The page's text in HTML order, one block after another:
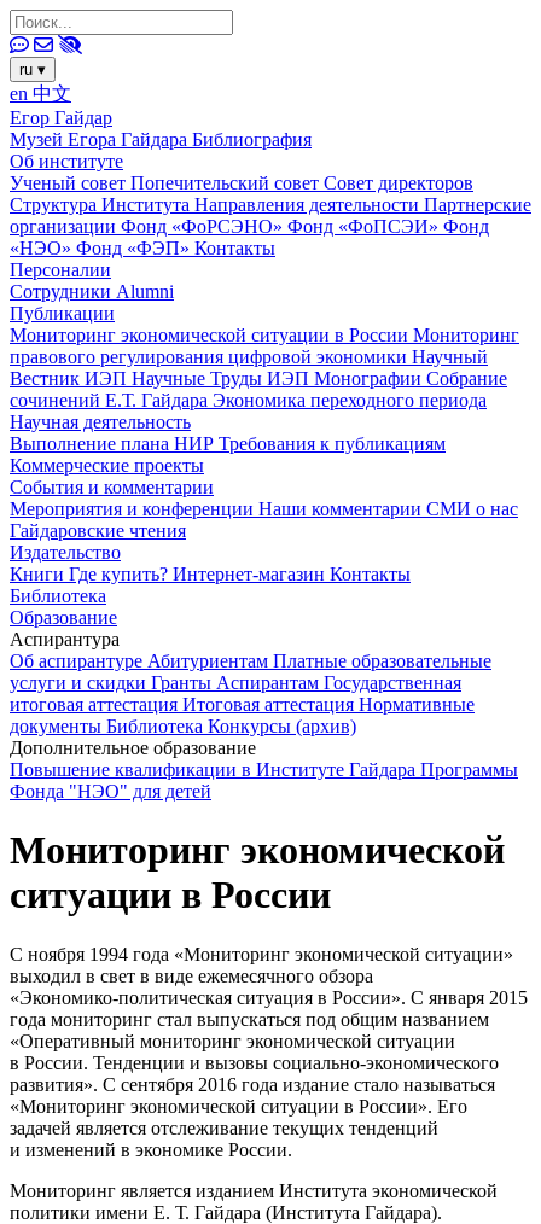
ru ▾
en 中文
Егор Гайдар
Музей Егора Гайдара Библиография
Об институте
Ученый совет Попечительский совет Совет директоров
Структура Института Направления деятельности Партнерские
организации Фонд «ФоРСЭНО» Фонд «ФоПСЭИ» Фонд
«НЭО» Фонд «ФЭП» Контакты
Персоналии
Сотрудники Alumni
Публикации
Мониторинг экономической ситуации в России Мониторинг
правового регулирования цифровой экономики Научный
Вестник ИЭП Научные Труды ИЭП Монографии Собрание
сочинений Е.Т. Гайдара Экономика переходного периода
Научная деятельность
Выполнение плана НИР Требования к публикациям
Коммерческие проекты
События и комментарии
Мероприятия и конференции Наши комментарии СМИ о нас
Гайдаровские чтения
Издательство
Книги Где купить? Интернет-магазин Контакты
Библиотека
Образование
Аспирантура
Об аспирантуре Абитуриентам Платные образовательные
услуги и скидки Гранты Аспирантам Государственная
итоговая аттестация Итоговая аттестация Нормативные
документы Библиотека Конкурсы (архив)
Дополнительное образование
Повышение квалификации в Институте Гайдара Программы
Фонда "НЭО" для детей
Мониторинг экономической
ситуации в России
С ноября 1994 года «Мониторинг экономической ситуации»
выходил в свет в виде ежемесячного обзора
«Экономико-политическая ситуация в России». C января 2015
года мониторинг стал выпускаться под общим названием
«Оперативный мониторинг экономической ситуации
в России. Тенденции и вызовы социально-экономического
развития». С сентября 2016 года издание стало называться
«Мониторинг экономической ситуации в России». Его
задачей является отслеживание текущих тенденций
и изменений в экономике России.
Мониторинг является изданием Института экономической
политики имени Е. Т. Гайдара (Института Гайдара).